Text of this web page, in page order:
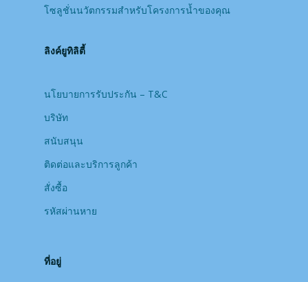
โซลูชั่นนวัตกรรมสำหรับโครงการน้ำของคุณ
ลิงค์ยูทิลิตี้
นโยบายการรับประกัน – T&C
บริษัท
สนับสนุน
ติดต่อและบริการลูกค้า
สั่งซื้อ
รหัสผ่านหาย
ที่อยู่